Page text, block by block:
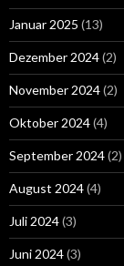
Januar 2025 (13)
Dezember 2024(2)
November 2024(2)
Oktober 2024(4)
September 2024(2)
August 2024(4)
Juli 2024(3)
Juni 2024(3)